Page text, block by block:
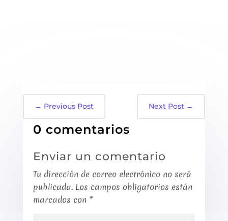
← Previous Post Next Post →
0 comentarios
Enviar un comentario
Tu dirección de correo electrónico no será
publicada. Los campos obligatorios están
marcados con *